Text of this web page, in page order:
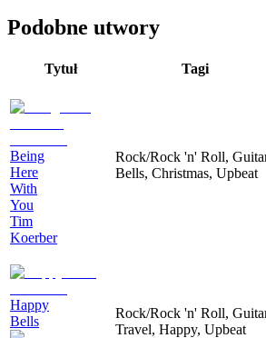
Podobne utwory
Tytuł Tagi
Being
Here
With
You
Tim
Koerber
Rock/Rock 'n' Roll,
Bells, Christmas, Upbeat
Happy
Bells
Rock/Rock 'n' Roll,
Travel, Happy, Upbeat